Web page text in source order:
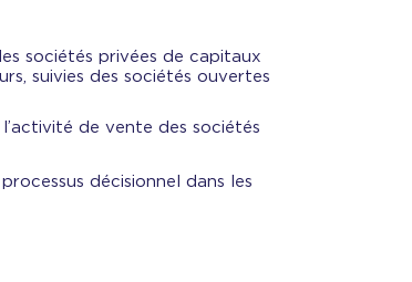
sociétés privées de capitaux
suivies des sociétés ouvertes
de vente des sociétés
décisionnel dans les